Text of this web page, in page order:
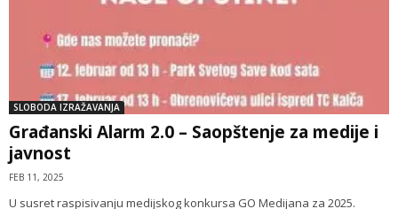
SLOBODA IZRAŽAVANJA
Građanski Alarm 2.0 – Saopštenje za medije i
javnost
FEB 11, 2025
U susret raspisivanju medijskog konkursa GO Medijana za 2025.